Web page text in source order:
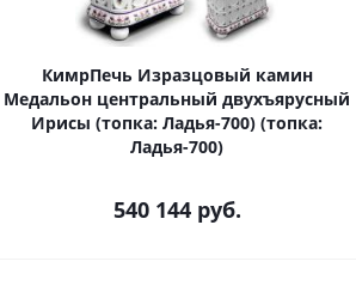
КимрПечь Изразцовый камин
Медальон центральный двухъярусный
Ирисы (топка: Ладья-700) (топка:
Ладья-700)
540 144руб.